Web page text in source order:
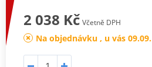
2 038 Kč Včetně DPH
Na objednávku , u vás 09.09.